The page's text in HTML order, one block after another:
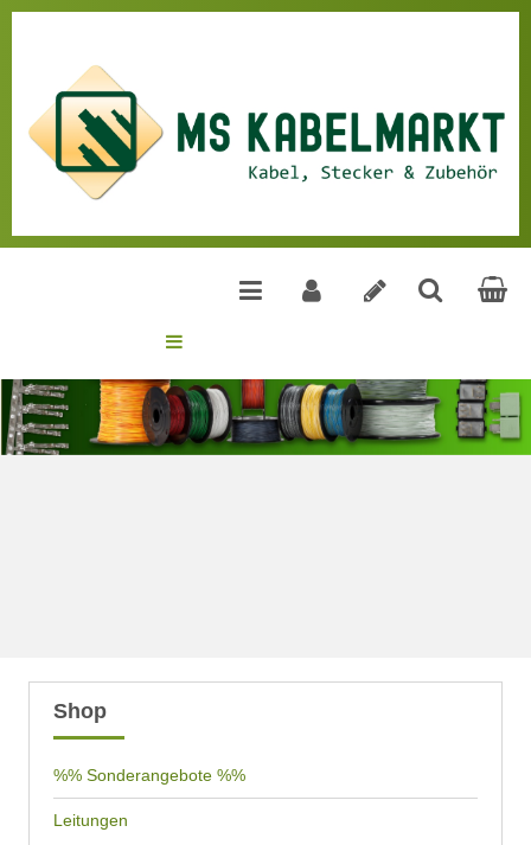
Shop
%% Sonderangebote %%
Leitungen